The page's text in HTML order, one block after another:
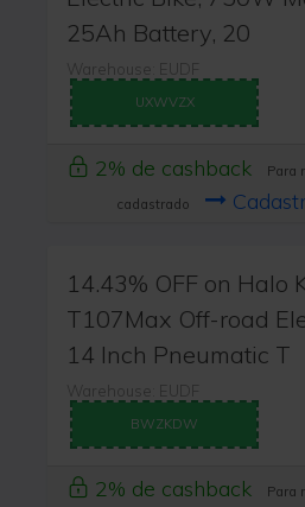
25Ah Battery, 20
Warehouse: EUDF
UXWVZX
2% de cashback
Para
cadastrado
14.43% OFF on Halo
T107Max Off-road
14 Inch Pneumatic T
Warehouse: EUDF
BWZKDW
2% de cashback
Para